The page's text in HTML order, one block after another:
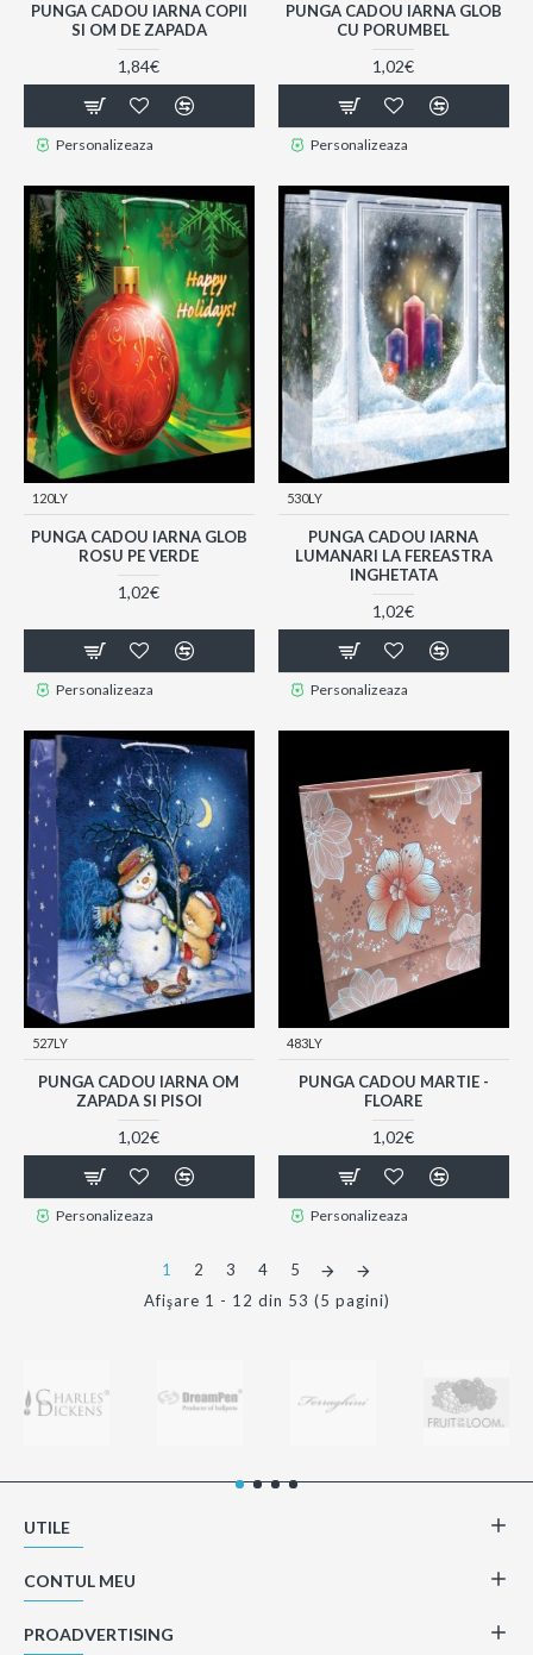
PUNGA CADOU IARNA COPII
SI OM DE ZAPADA
1,84€
Personalizeaza
PUNGA CADOU IARNA GLOB
CU PORUMBEL
1,02€
Personalizeaza
120LY
PUNGA CADOU IARNA GLOB
ROSU PE VERDE
1,02€
Personalizeaza
530LY
PUNGA CADOU IARNA
LUMANARI LA FEREASTRA
INGHETATA
1,02€
Personalizeaza
527LY
PUNGA CADOU IARNA OM
ZAPADA SI PISOI
1,02€
Personalizeaza
483LY
PUNGA CADOU MARTIE -
FLOARE
1,02€
Personalizeaza
1 2 3 4
5
Afişare 1 - 12 din 53 (5 pagini)
UTILE
CONTUL MEU
PROADVERTISING